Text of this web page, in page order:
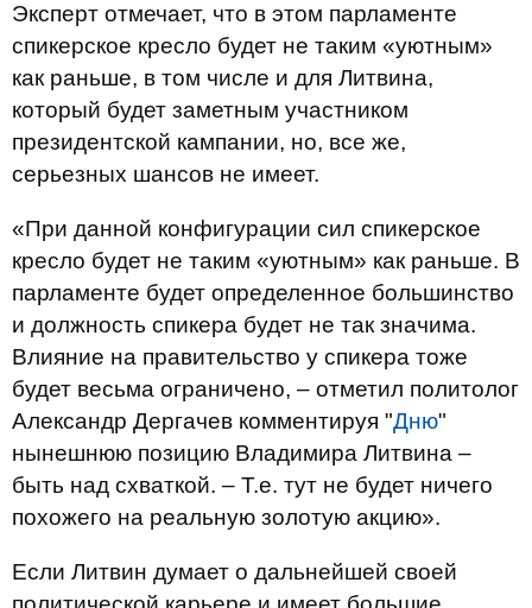
Эксперт отмечает, что в этом парламенте
спикерское кресло будет не таким «уютным»
как раньше, в том числе и для Литвина,
который будет заметным участником
президентской кампании, но, все же,
серьезных шансов не имеет.
«При данной конфигурации сил спикерское
кресло будет не таким «уютным» как раньше. В
парламенте будет определенное большинство
и должность спикера будет не так значима.
Влияние на правительство у спикера тоже
будет весьма ограничено, – отметил политолог
Александр Дергачев комментируя "Дню"
нынешнюю позицию Владимира Литвина –
быть над схваткой. – Т.е. тут не будет ничего
похожего на реальную золотую акцию».
Если Литвин думает о дальнейшей своей